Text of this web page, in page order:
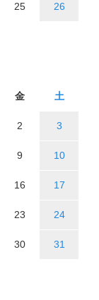
25 26
金 土
2 3
9 10
16 17
23 24
30 31